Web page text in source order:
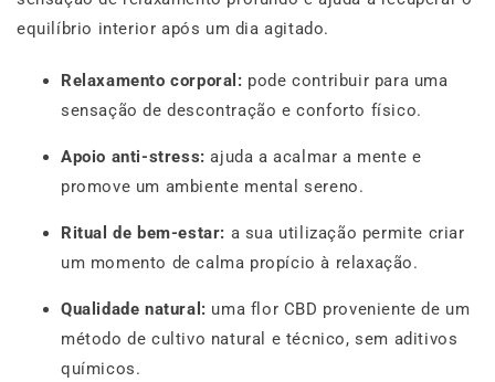
equilíbrio interior após um dia agitado.
Relaxamento corporal: pode contribuir para uma
sensação de descontração e conforto físico.
Apoio anti-stress: ajuda a acalmar a mente e
promove um ambiente mental sereno.
Ritual de bem-estar: a sua utilização permite criar
um momento de calma propício à relaxação.
Qualidade natural: uma flor CBD proveniente de um
método de cultivo natural e técnico, sem aditivos
químicos.